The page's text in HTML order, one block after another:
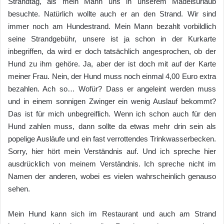
besuchte. Natürlich wollte auch er an den Strand. Wir sind
immer noch am Hundestrand. Mein Mann bezahlt vorbildlich
seine Strandgebühr, unsere ist ja schon in der Kurkarte
inbegriffen, da wird er doch tatsächlich angesprochen, ob der
Hund zu ihm gehöre. Ja, aber der ist doch mit auf der Karte
meiner Frau. Nein, der Hund muss noch einmal 4,00 Euro extra
bezahlen. Ach so… Wofür? Dass er angeleint werden muss
und in einem sonnigen Zwinger ein wenig Auslauf bekommt?
Das ist für mich unbegreiflich. Wenn ich schon auch für den
Hund zahlen muss, dann sollte da etwas mehr drin sein als
popelige Ausläufe und ein fast verrottendes Trinkwasserbecken.
Sorry, hier hört mein Verständnis auf. Und ich spreche hier
ausdrücklich von meinem Verständnis. Ich spreche nicht im
Namen der anderen, wobei es vielen wahrscheinlich genauso
sehen.
Mein Hund kann sich im Restaurant und auch am Strand